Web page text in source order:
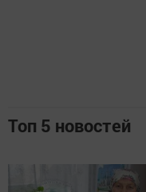
Топ 5 новостей